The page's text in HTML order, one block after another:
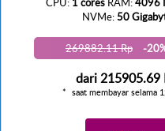
NVMe:50
269882.11 Rp -
dari215905.69
saat membayar selama